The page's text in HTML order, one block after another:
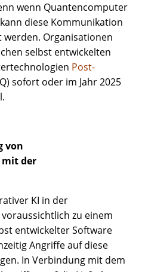
wenn Quantencomputer
diese Kommunikation
Organisationen
selbst entwickelten
Post-
sofort oder im Jahr 2025
von
der
KI in der
zu einem
entwickelter Software
Angriffe auf diese
In Verbindung mit dem